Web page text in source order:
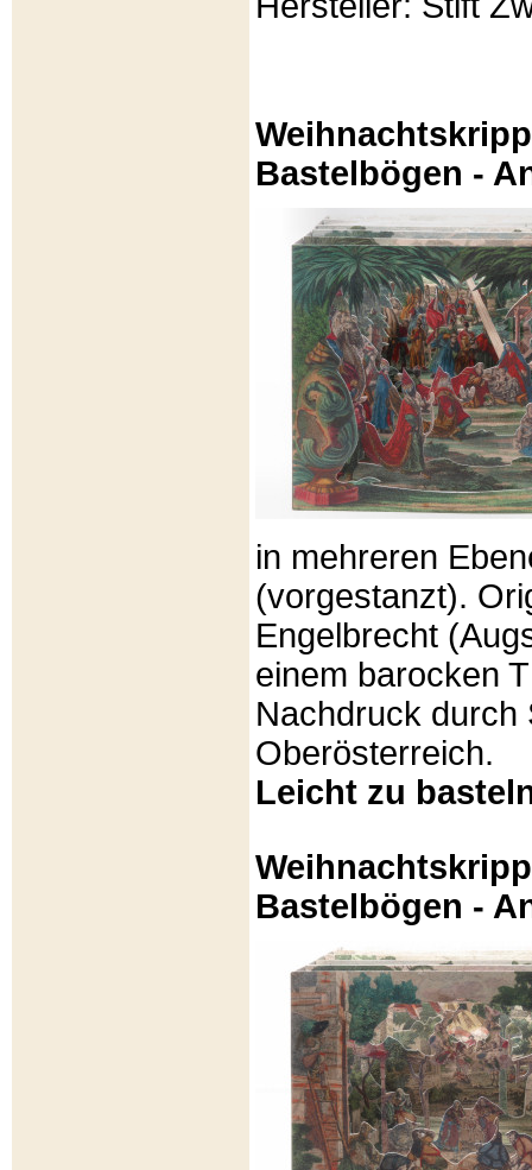
Bastelbögen -
in mehreren
(vorgestanzt).
Engelbrecht
einem barocken
Nachdruck durch
Oberösterreich.
Leicht zu
Bastelbögen -